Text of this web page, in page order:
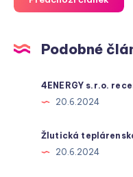
Podobné
4ENERGY s.r.o.
20.6.2024
Žlutická
20.6.2024